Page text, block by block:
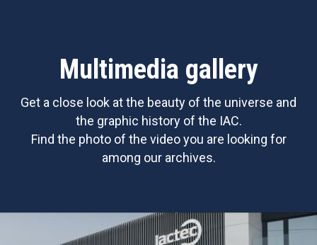
Multimedia gallery
Get a close look at the beauty of the universe and
the graphic history of the IAC.
Find the photo of the video you are looking for
among our archives.